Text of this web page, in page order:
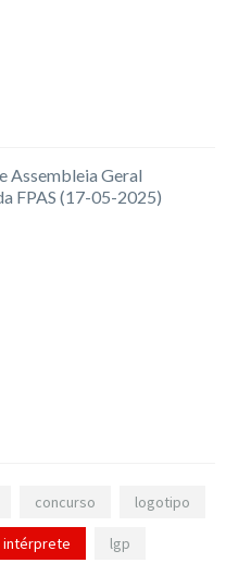
Assembleia Geral
FPAS (17-05-2025)
concurso logotipo
intérprete lgp